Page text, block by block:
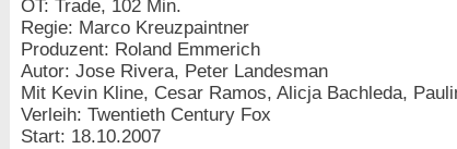
OT: Trade, 102 Min.
Regie: Marco Kreuzpaintner
Produzent: Roland Emmerich
Autor: Jose Rivera, Peter Landesman
Mit Kevin Kline, Cesar Ramos, Alicja Bachleda,
Verleih: Twentieth Century Fox
Start: 18.10.2007